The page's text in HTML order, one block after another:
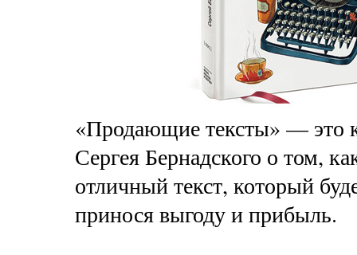
«Продающие тексты» — это
Сергея Бернадского о том,
отличный текст, который
принося выгоду и прибыль.